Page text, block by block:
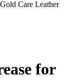
Care Leather
for